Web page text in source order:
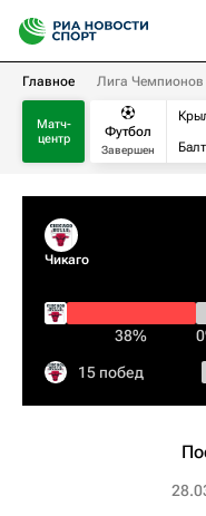
Главное Лига Чемпионов
Матч-
центр
Футбол
Завершен
Чикаго
38%
15 побед